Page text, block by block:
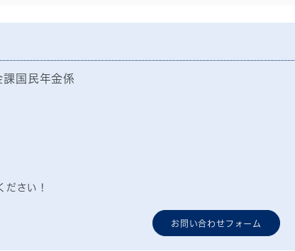
国民年金係
ださい！
お問い合わせフォーム